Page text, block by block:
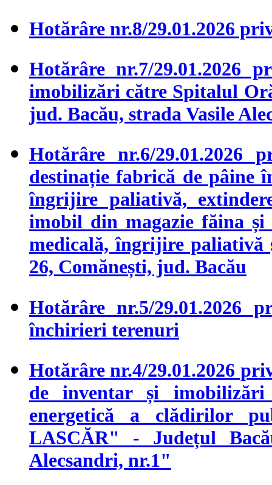
Hotărâre nr.8/29.01.2026
Hotărâre nr.7/29.01.2026
imobilizări către Spitalul
jud. Bacău, strada Vasile
Hotărâre nr.6/29.01.2026
destinație fabrică de pâine
îngrijire paliativă,
imobil din magazie făina
medicală, îngrijire paliativă
26, Comănești, jud. Bacău
Hotărâre nr.5/29.01.2026
închirieri terenuri
Hotărâre nr.4/29.01.2026
de inventar și imobilizări
energetică a clădirilor
LASCĂR" - Județul
Alecsandri, nr.1"